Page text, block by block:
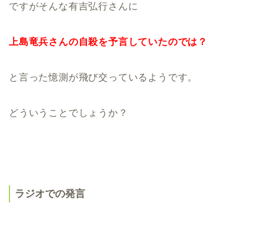
ですがそんな有吉弘行さんに
上島竜兵さんの自殺を予言していたのでは？
と言った憶測が飛び交っているようです。
どういうことでしょうか？
ラジオでの発言